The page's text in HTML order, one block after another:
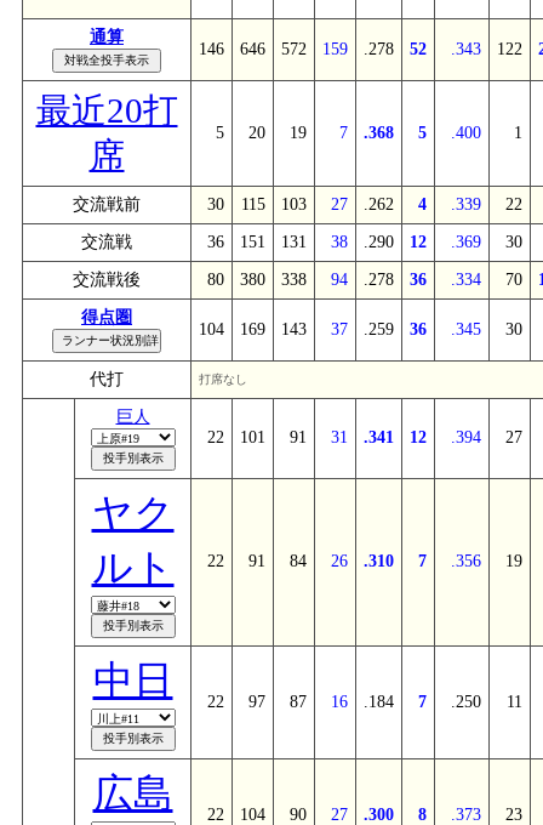
通算
146 646 572 159 .278 52 .343 122
最近20打
席
5 20 19 7 .368 5 .400 1
交流戦前 30 115 103 27 .262 4 .339 22
交流戦 36 151 131 38 .290 12 .369 30
交流戦後 80 380 338 94 .278 36 .334 70
得点圏
104 169 143 37 .259 36 .345 30
代打 打席なし
巨人
22
101 91 31 .341 12 .394 27
ヤク
ルト
22 91 84 26 .310 7 .356 19
中日 22 97 87 16 .184 7 .250 11
広島 22 104 90 27 .300 8 .373 23